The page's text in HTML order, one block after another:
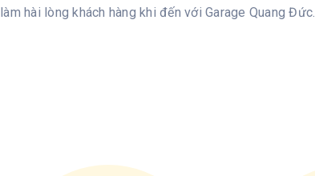
làm hài lòng khách hàng khi đến với Garage Quang Đức.